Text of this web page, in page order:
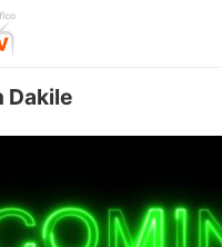
Dakile